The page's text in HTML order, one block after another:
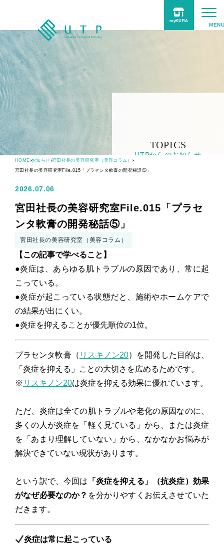
myKURA
UTPについて
事業紹介
商品
サポート
Online Shop
採用情報
TOPICS
HOME お知らせ 宮田社長の美容研究室（美容コラム）
宮田社長の美容研究室File.015「プラセンタ軟膏の開発秘話⑤」
TOPICS
UTPからのお知らせ
2026.07.06
宮田社長の美容研究室File.015「プラセ
ンタ軟膏の開発秘話⑤」
宮田社長の美容研究室（美容コラム）
【この記事で学べること】
●炎症は、あらゆる肌トラブルの原因であり、常に起
こっている。
●炎症が起こっている状態だと、施術やホームケアで
の結果が出にくい。
●炎症を抑えることが優先順位の1位。
プラセンタ軟膏（ リスキノン20）を開発した目的は、
「炎症を抑える」ことの大切さを広めるためです。
※ リスキノン20は炎症を抑える効果に優れています。
ただ、炎症は全ての肌トラブルや老化の原因なのに、
多くの人が炎症を「軽く見ている」から、または炎症
を「あまり理解していない」から、なかなかお悩みが
解決できていない現状があります。
という訳で、今回は 「炎症を抑える」（抗炎症）効果
がなぜ必要なのか？ を分かりやすくお伝えさせていた
だきます。
炎症は常に起こっている